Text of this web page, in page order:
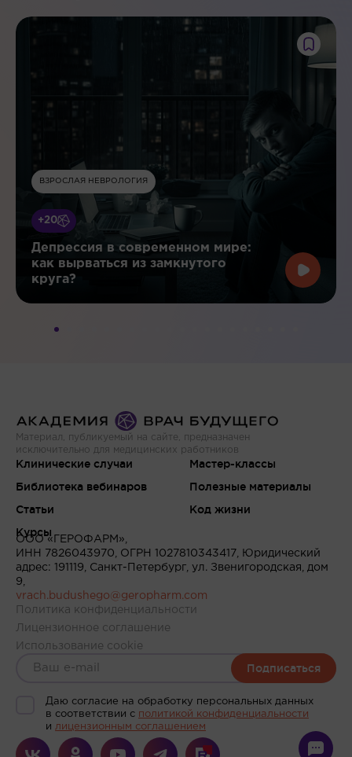
ВЗРОСЛАЯ НЕВРОЛОГИЯ
+20
Депрессия в современном мире:
как вырваться из замкнутого
круга?
Материал, публикуемый на сайте, предназначен
исключительно для медицинских работников
Клинические случаи
Библиотека вебинаров
Статьи
Курсы
Мастер-классы
Полезные материалы
Код жизни
ООО «ГЕРОФАРМ»,
ИНН 7826043970, ОГРН 1027810343417, Юридический
адрес: 191119, Санкт-Петербург, ул. Звенигородская, дом
9,
vrach.budushego@geropharm.com
Политика конфиденциальности
Лицензионное соглашение
Использование cookie
Подписаться
Даю согласие на обработку персональных данных
в соответствии c политикой конфиденциальности
и лицензионным соглашением